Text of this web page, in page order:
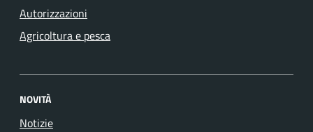
Autorizzazioni
Agricoltura e pesca
NOVITÀ
Notizie